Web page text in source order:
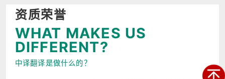
资质荣誉
WHAT MAKES US
DIFFERENT?
中译翻译是做什么的？